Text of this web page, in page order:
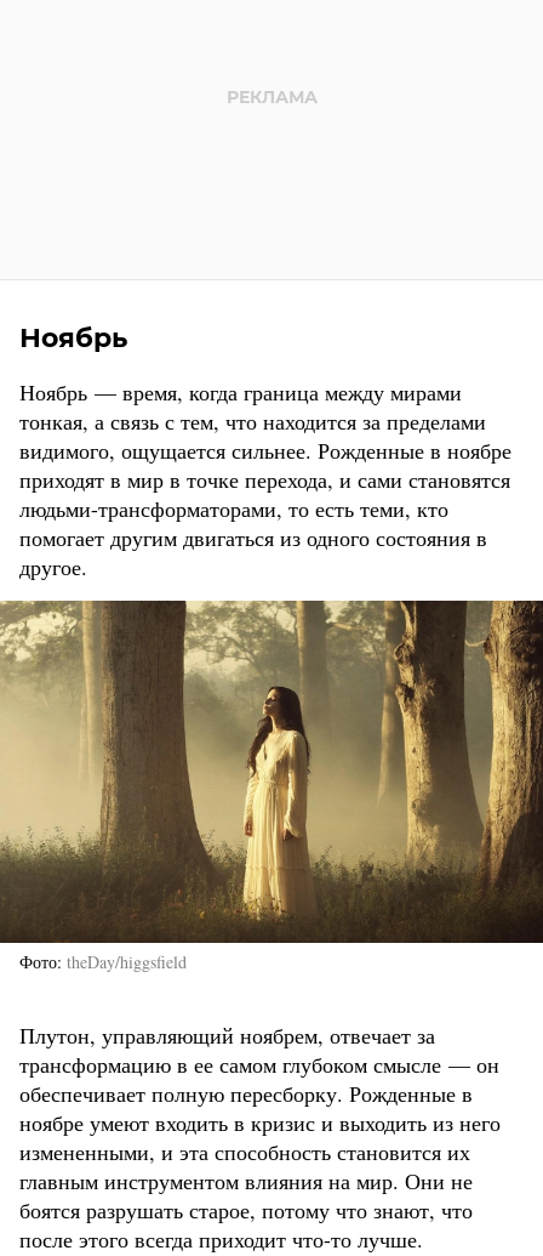
Ноябрь
Ноябрь — время, когда граница между мирами
тонкая, а связь с тем, что находится за пределами
видимого, ощущается сильнее. Рожденные в ноябре
приходят в мир в точке перехода, и сами становятся
людьми-трансформаторами, то есть теми, кто
помогает другим двигаться из одного состояния в
другое.
Фото theDay/higgsfield
Плутон, управляющий ноябрем, отвечает за
трансформацию в ее самом глубоком смысле — он
обеспечивает полную пересборку. Рожденные в
ноябре умеют входить в кризис и выходить из него
измененными, и эта способность становится их
главным инструментом влияния на мир. Они не
боятся разрушать старое, потому что знают, что
после этого всегда приходит что-то лучше.